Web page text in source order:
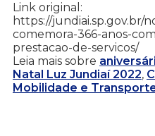
Link original:
https://jundiai.sp.gov.br/
comemora-366-anos-
prestacao-de-servicos/
Leia mais sobre
Natal Luz Jundiaí 2022,
Mobilidade e